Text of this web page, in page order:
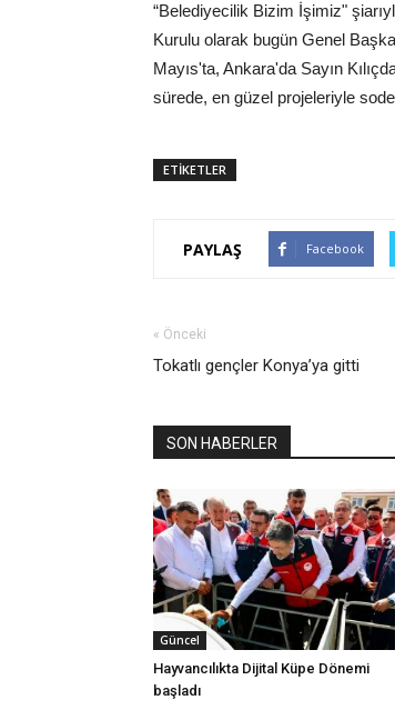
“Belediyecilik Bizim İşimiz"
Kurulu olarak bugün Genel
Mayıs'ta, Ankara'da Sayın
sürede, en güzel projeleriyle
ETİKETLER
PAYLAŞ Facebook
« Önceki
Tokatlı gençler Konya’ya gitti
SON HABERLER
Güncel
Hayvancılıkta Dijital Küpe Dönemi
başladı